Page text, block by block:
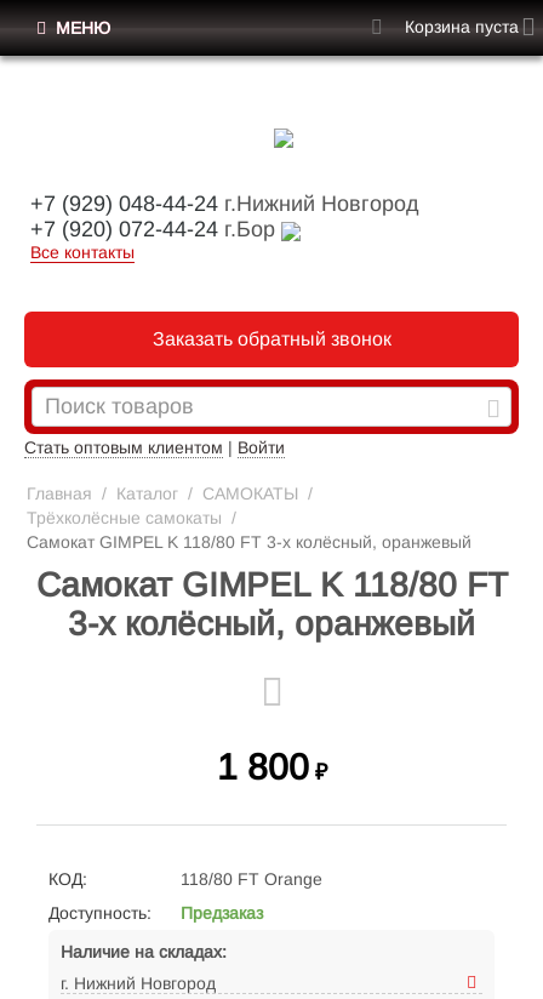
+7 (929) 048-44-24 г.Нижний Новгород
+7 (920) 072-44-24 г.Бор
Все контакты
Заказать обратный звонок
Стать оптовым клиентом | Войти
МЕНЮ Корзина пуста
Главная / Каталог / САМОКАТЫ /
Трёхколёсные самокаты /
Самокат GIMPEL K 118/80 FT 3-х колёсный, оранжевый
Самокат GIMPEL K 118/80 FT
3-х колёсный, оранжевый
1 800 ₽
КОД:
118/80 FT Orange
Доступность:
Предзаказ
Наличие на складах:
г. Нижний Новгород